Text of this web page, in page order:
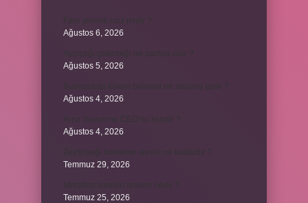
Ağustos 6, 2026
Ağustos 5, 2026
Ağustos 4, 2026
Ağustos 4, 2026
Temmuz 29, 2026
Temmuz 25, 2026